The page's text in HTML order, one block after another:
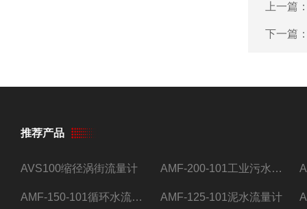
上一篇
下一篇
推荐产品
AVS100缩径涡街流量计 AMF-200-101工业污水流量计
AMF-150-101循环水流量计,电磁流量计 AMF-125-101泥水流量计